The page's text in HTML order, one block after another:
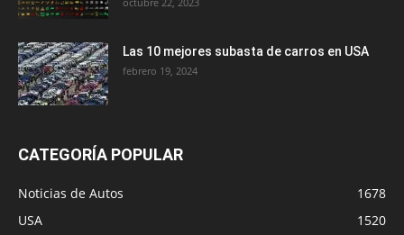
Las 10 mejores subasta de carros en USA
febrero 19, 2024
CATEGORÍA POPULAR
Noticias de Autos
1678
USA
1520